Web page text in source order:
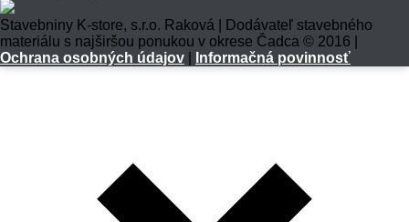
Stavebniny K-store, s.r.o. Raková | Dodávateľ stavebného
materiálu s najširšou ponukou v okrese Čadca © 2016 |
Ochrana osobných údajov
Informačná povinnosť